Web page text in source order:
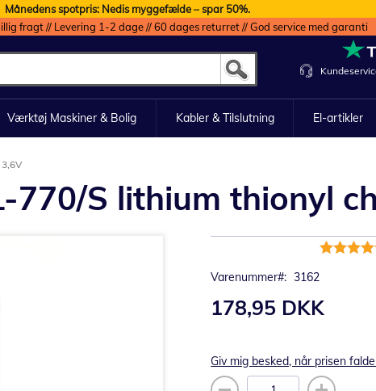
Månedens spotpris: Nedis myggefælde – spar 50%.
fragt // Levering 1-2 dage // 60 dages returret // God service med garanti
Værktøj Maskiner & Bolig Kabler & Tilslutning El-artikler
770/S lithium thionyl
Varenummer 3162
178,95 DKK
Giv mig besked, når prisen